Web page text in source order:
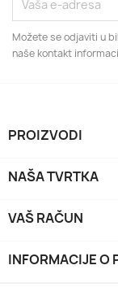
Možete se odjaviti u
naše kontakt
PROIZVODI
NAŠA TVRTKA
VAŠ RAČUN
INFORMACIJE O